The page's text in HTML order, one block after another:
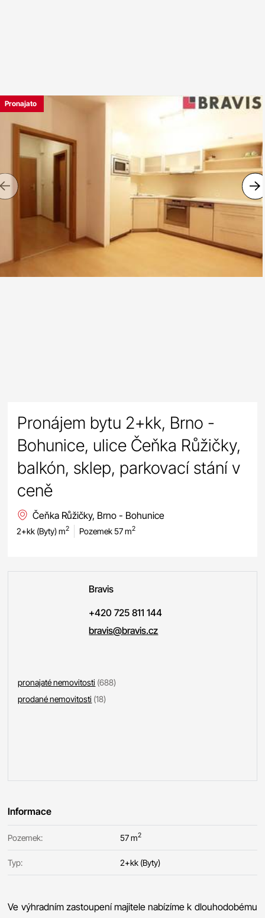
Previous
Pronajato
Pronájem bytu 2+kk, Brno -
Bohunice, ulice Čeňka Růžičky,
balkón, sklep, parkovací stání v
ceně
Čeňka Růžičky, Brno - Bohunice
2+kk (Byty) m2 Pozemek 57 m2
Bravis
+420 725 811 144
bravis@bravis.cz
pronajaté nemovitosti (688)
prodané nemovitosti (18)
Informace
Pozemek: 57 m2
Typ: 2+kk (Byty)
Ve výhradním zastoupení majitele nabízíme k dlouhodobému